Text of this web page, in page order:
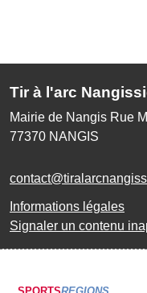
Tir à l'arc
Mairie de Nangis Rue
77370 NANGIS
Informations légales
Signaler un contenu